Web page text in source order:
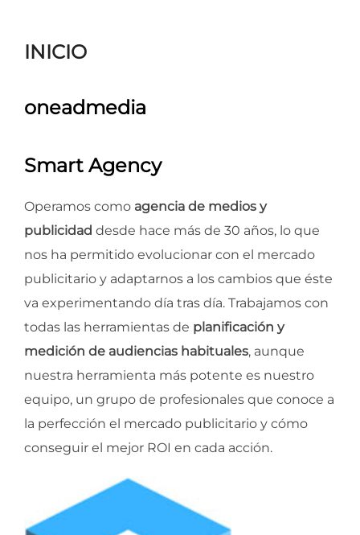
INICIO
oneadmedia
Smart Agency
Operamos como agencia de medios y
publicidad desde hace más de 30 años, lo que
nos ha permitido evolucionar con el mercado
publicitario y adaptarnos a los cambios que éste
va experimentando día tras día. Trabajamos con
todas las herramientas de planificación y
medición de audiencias habituales, aunque
nuestra herramienta más potente es nuestro
equipo, un grupo de profesionales que conoce a
la perfección el mercado publicitario y cómo
conseguir el mejor ROI en cada acción.